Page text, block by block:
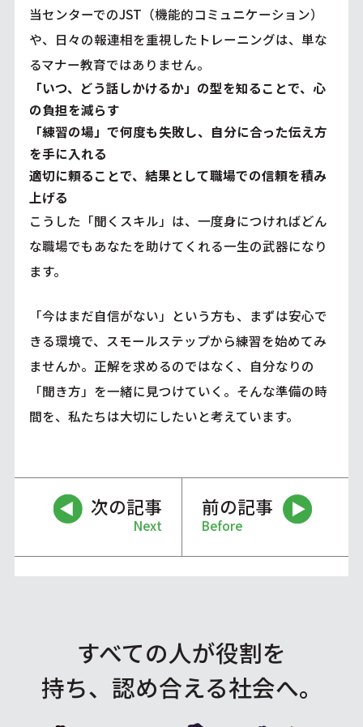
当センターでのJST（機能的コミュニケーション）
や、日々の報連相を重視したトレーニングは、単な
るマナー教育ではありません。
「いつ、どう話しかけるか」の型を知ることで、心
の負担を減らす
「練習の場」で何度も失敗し、自分に合った伝え方
を手に入れる
適切に頼ることで、結果として職場での信頼を積み
上げる
こうした「聞くスキル」は、一度身につければどん
な職場でもあなたを助けてくれる一生の武器になり
ます。
「今はまだ自信がない」という方も、まずは安心で
きる環境で、スモールステップから練習を始めてみ
ませんか。正解を求めるのではなく、自分なりの
「聞き方」を一緒に見つけていく。そんな準備の時
間を、私たちは大切にしたいと考えています。
次の記事
Next
前の記事
Before
すべての人が役割を
持ち、認め合える社会へ。